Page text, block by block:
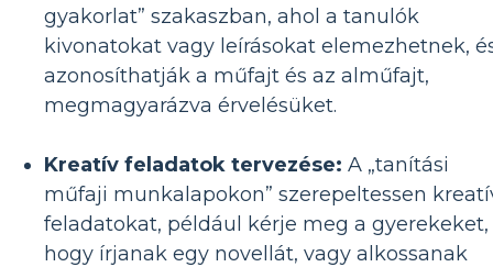
gyakorlat” szakaszban, ahol a tanulók
kivonatokat vagy leírásokat elemezhetnek,
azonosíthatják a műfajt és az alműfajt,
megmagyarázva érvelésüket.
Kreatív feladatok tervezése: A „tanítási
műfaji munkalapokon” szerepeltessen
feladatokat, például kérje meg a gyerekeket,
hogy írjanak egy novellát, vagy alkossanak